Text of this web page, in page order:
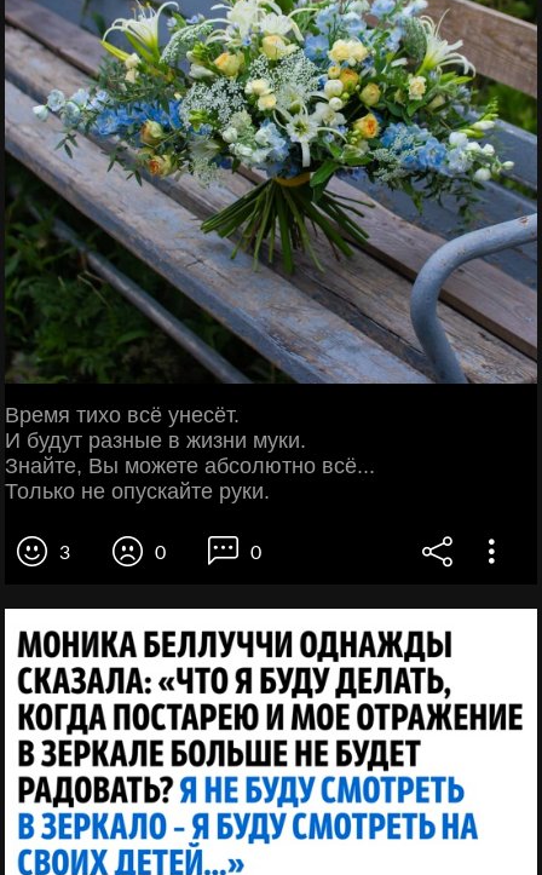
Время тихо всё унесёт.
И будут разные в жизни муки.
Знайте, Вы можете абсолютно всё...
Только не опускайте руки.
3 0 0